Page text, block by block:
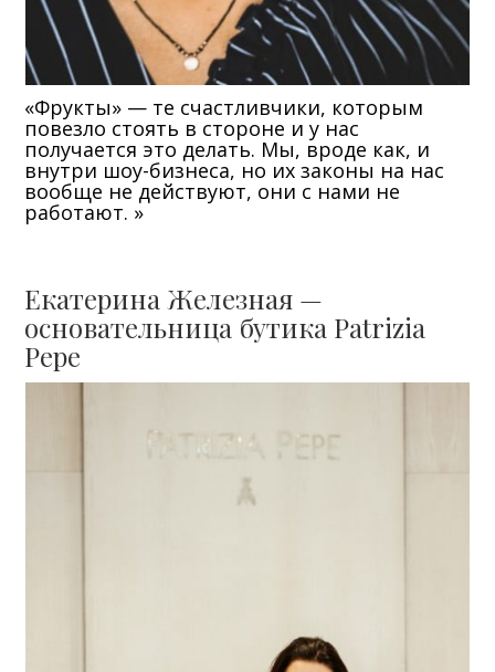
«Фрукты» — те счастливчики, которым
повезло стоять в стороне и у нас
получается это делать. Мы, вроде как, и
внутри шоу-бизнеса, но их законы на нас
вообще не действуют, они с нами не
работают. »
Екатерина Железная —
основательница бутика Patrizia
Pepe